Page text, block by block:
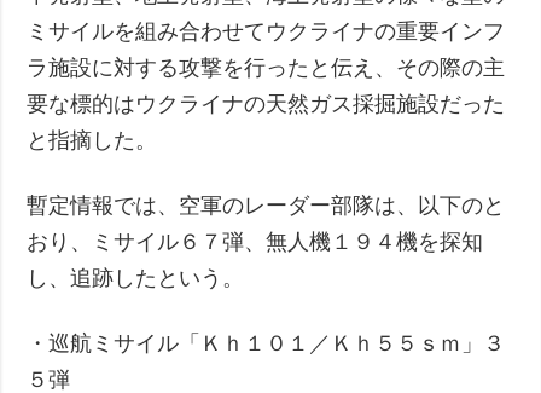
ミサイルを組み合わせてウクライナの重要インフ
ラ施設に対する攻撃を行ったと伝え、その際の主
要な標的はウクライナの天然ガス採掘施設だった
と指摘した。
暫定情報では、空軍のレーダー部隊は、以下のと
おり、ミサイル６７弾、無人機１９４機を探知
し、追跡したという。
・巡航ミサイル「Ｋｈ１０１／Ｋｈ５５ｓｍ」３
５弾